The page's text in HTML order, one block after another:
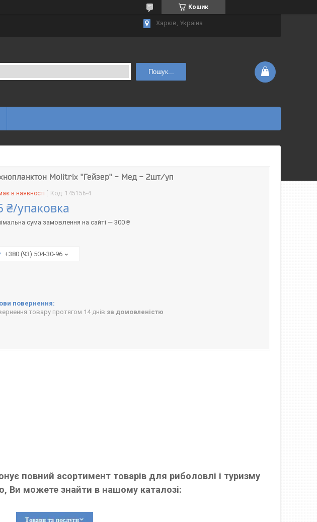
Кошик
Харків, Україна
Пошук...
Molitrix "Гейзер" - Мед - 2шт/уп
в наявності Код: 145156-4
₴/упаковка
сума замовлення на сайті — 300 ₴
+380 (93) 504-30-96
товару протягом 14 днів за домовленістю
повний асортимент товарів для риболовлі і туризму
Ви можете знайти в нашому каталозі: